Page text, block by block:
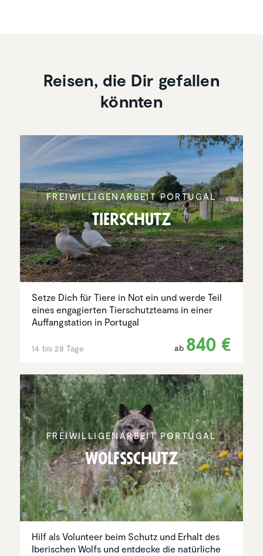
Reisen, die Dir gefallen
könnten
FREIWIL­LI­GEN­AR­BEIT PORTUGAL
Tierschutz
Setze Dich für Tiere in Not ein und werde Teil
eines engagierten Tierschutzteams in einer
Auffangstation in Portugal
14 bis 28 Tage ab 840 €
FREIWIL­LI­GEN­AR­BEIT PORTUGAL
Wolfs­schutz
Hilf als Volunteer beim Schutz und Erhalt des
Iberischen Wolfs und entdecke die natürliche